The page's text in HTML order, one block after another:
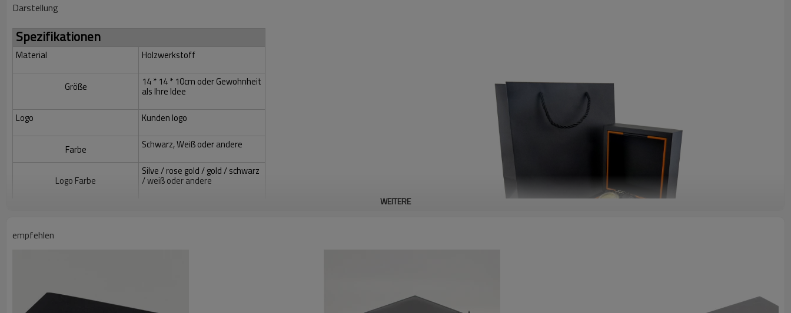
Darstellung
Spezifikationen
Material Holzwerkstoff
Größe 14 * 14 * 10cm oder Gewohnheit
als Ihre Idee
Logo
Kunden logo
Farbe Schwarz, Weiß oder andere
Logo Farbe
Silve / rose gold / gold / schwarz
/ weiß oder andere
WEITERE
empfehlen